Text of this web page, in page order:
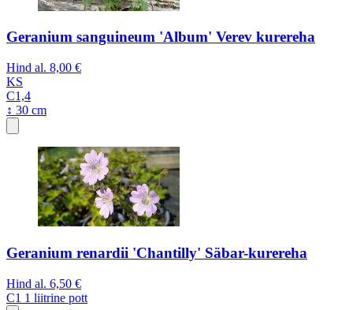
Geranium sanguineum 'Album' Verev kurereha
Hind al. 8,00 €
KS
C1,4
↕ 30 cm
Geranium renardii 'Chantilly' Säbar-kurereha
Hind al. 6,50 €
C1 1 liitrine pott